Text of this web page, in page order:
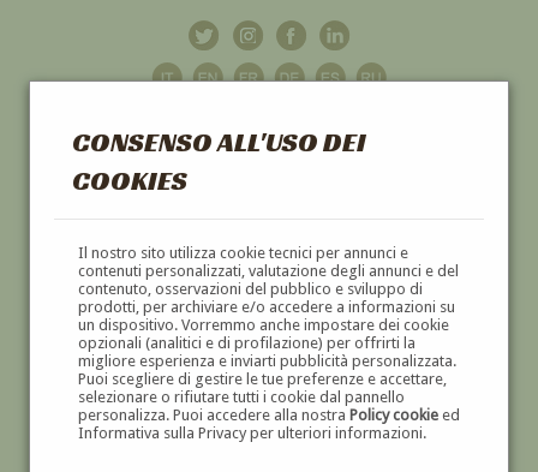
CONSENSO ALL'USO DEI
COOKIES
Il nostro sito utilizza cookie tecnici per annunci e
contenuti personalizzati, valutazione degli annunci e del
contenuto, osservazioni del pubblico e sviluppo di
prodotti, per archiviare e/o accedere a informazioni su
un dispositivo. Vorremmo anche impostare dei cookie
opzionali (analitici e di profilazione) per offrirti la
migliore esperienza e inviarti pubblicità personalizzata.
Puoi scegliere di gestire le tue preferenze e accettare,
selezionare o rifiutare tutti i cookie dal pannello
personalizza. Puoi accedere alla nostra Policy cookieed
Informativa sulla Privacy per ulteriori informazioni.
GALLERIAD'ARTE
DIPINTI E SCULTURE '800 E '900